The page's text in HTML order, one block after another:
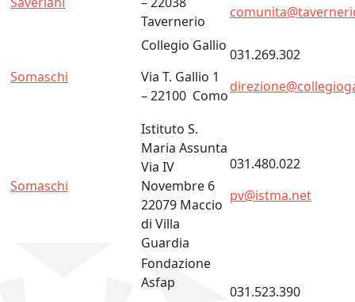
Tavernerio
Somaschi
Collegio Gallio
Via T. Gallio 1
– 22100 Como
031.269.302
Somaschi
Istituto S.
Maria Assunta
Via IV
Novembre 6
22079 Maccio
di Villa
Guardia
031.480.022
pv@istma.net
Fondazione
Asfap
031.523.390